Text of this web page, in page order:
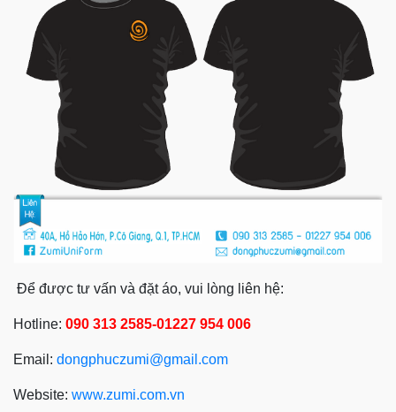
Để được tư vấn và đặt áo, vui lòng liên hệ:
Hotline: 090 313 2585-01227 954 006
Email: dongphuczumi@gmail.com
Website: www.zumi.com.vn